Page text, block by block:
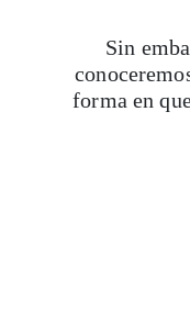
Sin
forma en